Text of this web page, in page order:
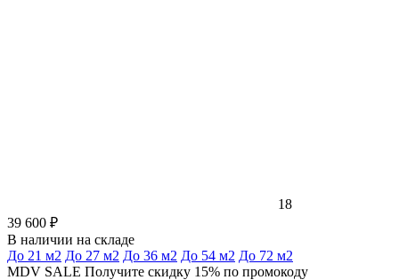
18
39 600 ₽
В наличии на складе
До 21 м2 До 27 м2 До 36 м2 До 54 м2 До 72 м2
MDV SALE Получите скидку 15% по промокоду